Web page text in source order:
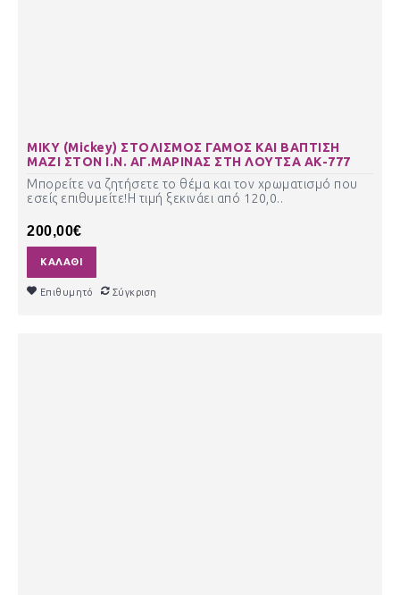
ΜΙΚΥ (Mickey) ΣΤΟΛΙΣΜΟΣ ΓΑΜΟΣ ΚΑΙ ΒΑΠΤΙΣΗ
ΜΑΖΙ ΣΤΟΝ Ι.Ν. ΑΓ.ΜΑΡΙΝΑΣ ΣΤΗ ΛΟΥΤΣΑ ΑΚ-777
Μπορείτε να ζητήσετε το θέμα και τον χρωματισμό που
εσείς επιθυμείτε!Η τιμή ξεκινάει από 120,0..
200,00€
ΚΑΛΆΘΙ
Επιθυμητό Σύγκριση